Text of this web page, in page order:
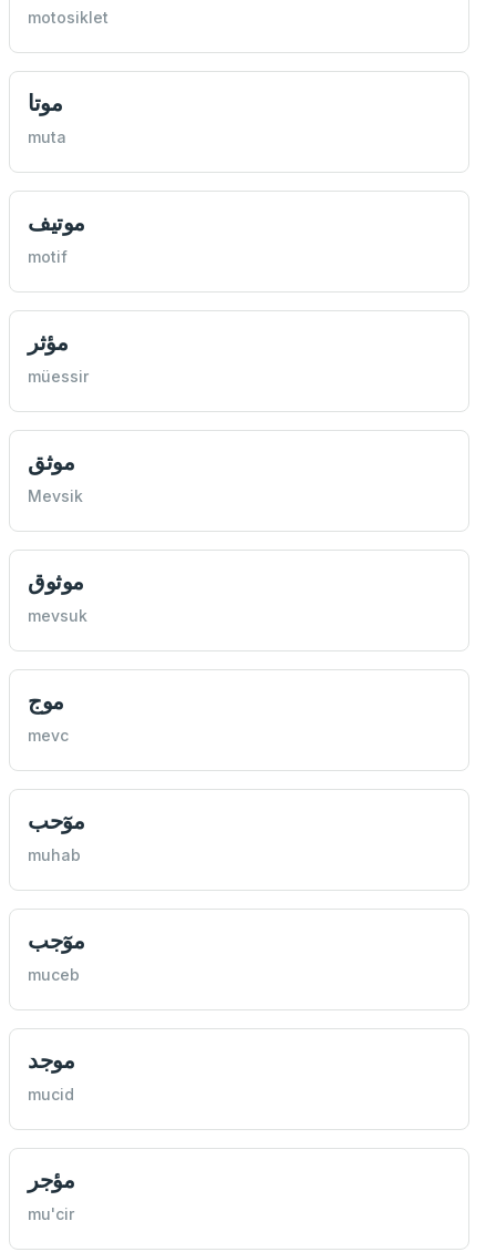
motosiklet
موتا
muta
موتيف
motif
مؤثر
müessir
موثق
Mevsik
موثوق
mevsuk
موج
mevc
موٓحب
muhab
موٓجب
muceb
موجد
mucid
مؤجر
mu'cir